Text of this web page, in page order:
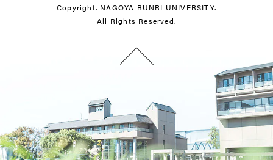
Copyright. NAGOYA BUNRI UNIVERSITY.
All Rights Reserved.